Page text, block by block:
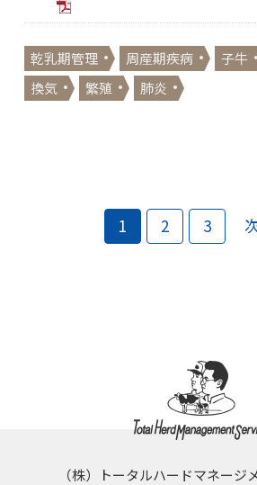
乾乳期管理 周産期疾病 子牛
換気
繁殖 肺炎
1 2 3
（株）トータルハードマネージ